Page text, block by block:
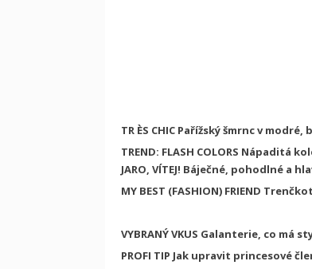
TR ÈS CHIC Pařížský šmrnc v modré,
TREND: FLASH COLORS Nápaditá
JARO, VÍTEJ! Báječné, pohodlné a
MY BEST (FASHION) FRIEND
VYBRANÝ VKUS Galanterie, co má
PROFI TIP Jak upravit princesové